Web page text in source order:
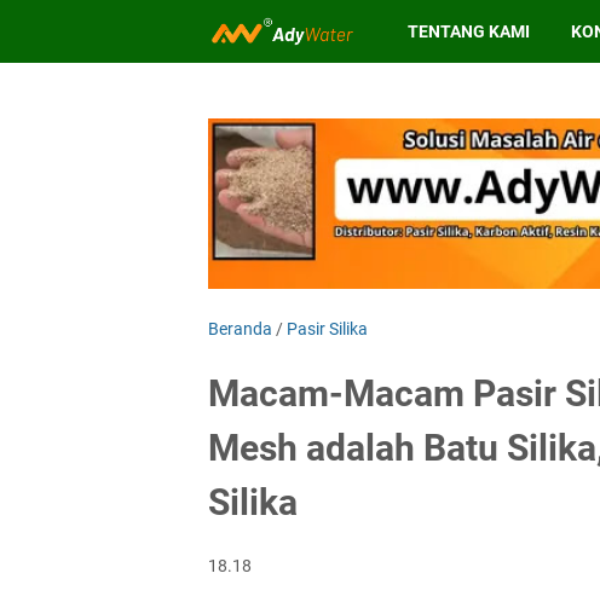
TENTANG KAMI
Beranda / Pasir Silika
Macam-Macam Pasir
Mesh adalah Batu
Silika
18.18